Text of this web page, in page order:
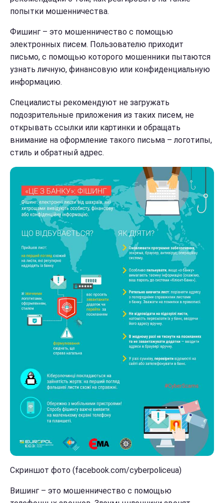
попытки мошенничества.
Фишинг – это мошенничество с помощью
электронных писем. Пользователю приходит
письмо, с помощью которого мошенники пытаются
узнать личную, финансовую или конфиденциальную
информацию.
Специалисты рекомендуют не загружать
подозрительные приложения из таких писем, не
открывать ссылки или картинки и обращать
внимание на оформление такого письма – логотипы,
стиль и обратный адрес.
Скриншот фото (facebook.com/cyberpoliceua)
Вишинг – это мошенничество с помощью